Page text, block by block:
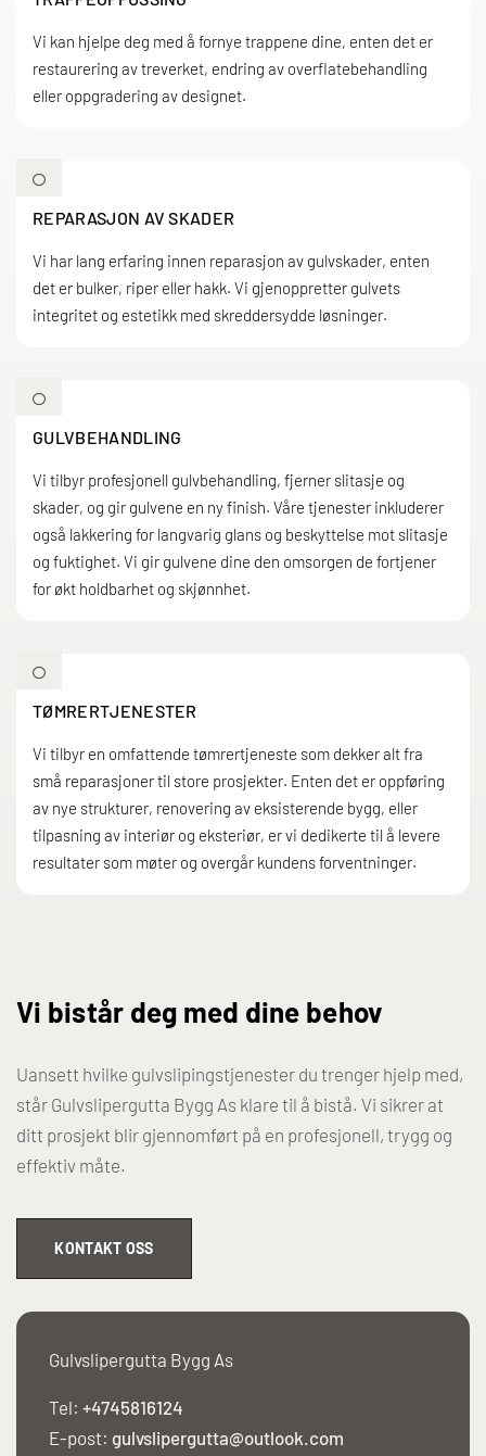
Vi kan hjelpe deg med å fornye trappene dine, enten det er
restaurering av treverket, endring av overflatebehandling
eller oppgradering av designet.

REPARASJON AV SKADER
Vi har lang erfaring innen reparasjon av gulvskader, enten
det er bulker, riper eller hakk. Vi gjenoppretter gulvets
integritet og estetikk med skreddersydde løsninger.

GULVBEHANDLING
Vi tilbyr profesjonell gulvbehandling, fjerner slitasje og
skader, og gir gulvene en ny finish. Våre tjenester inkluderer
også lakkering for langvarig glans og beskyttelse mot slitasje
og fuktighet. Vi gir gulvene dine den omsorgen de fortjener
for økt holdbarhet og skjønnhet.

TØMRERTJENESTER
Vi tilbyr en omfattende tømrertjeneste som dekker alt fra
små reparasjoner til store prosjekter. Enten det er oppføring
av nye strukturer, renovering av eksisterende bygg, eller
tilpasning av interiør og eksteriør, er vi dedikerte til å levere
resultater som møter og overgår kundens forventninger.
Vi bistår deg med dine behov
Uansett hvilke gulvslipingstjenester du trenger hjelp med,
står Gulvslipergutta Bygg As klare til å bistå. Vi sikrer at
ditt prosjekt blir gjennomført på en profesjonell, trygg og
effektiv måte.
KONTAKT OSS
Gulvslipergutta Bygg As
Tel: +4745816124
E-post: gulvslipergutta@outlook.com